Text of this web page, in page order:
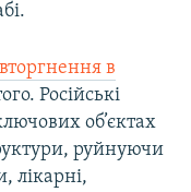
в
Російські
об’єктах
руйнуючи
лікарні,